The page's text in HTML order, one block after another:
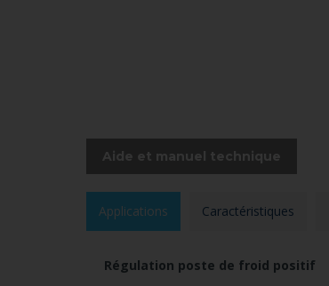
Aide et manuel technique
Applications Caractéristiques
Régulation poste de froid positif